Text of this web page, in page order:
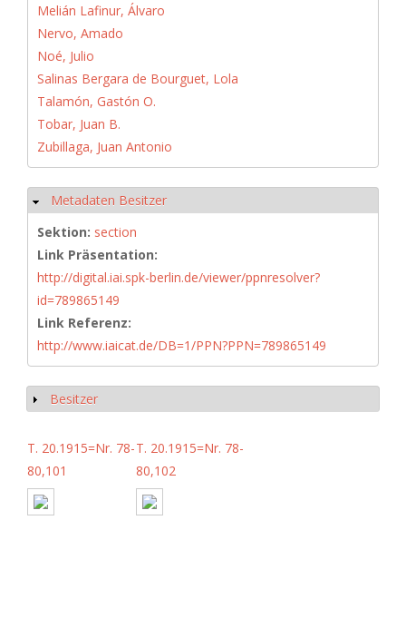
Melián Lafinur, Álvaro
Nervo, Amado
Noé, Julio
Salinas Bergara de Bourguet, Lola
Talamón, Gastón O.
Tobar, Juan B.
Zubillaga, Juan Antonio
Hide
Metadaten Besitzer
Sektion: section
Link Präsentation:
http://digital.iai.spk-berlin.de/viewer/ppnresolver?
id=789865149
Link Referenz:
http://www.iaicat.de/DB=1/PPN?PPN=789865149
Show
Besitzer
T. 20.1915=Nr. 78-
80,101
T. 20.1915=Nr. 78-
80,102